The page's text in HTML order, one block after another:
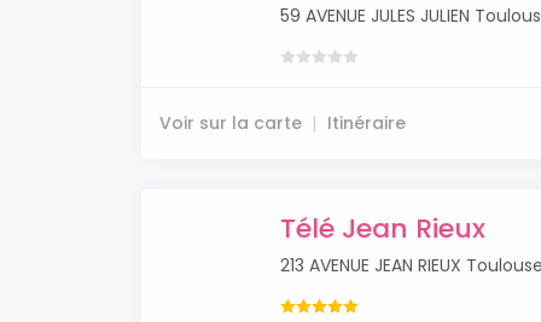
59 AVENUE JULES JULIEN
Voir sur la carte Itinéraire
Télé Jean Rieux
213 AVENUE JEAN RIEUX Toulouse